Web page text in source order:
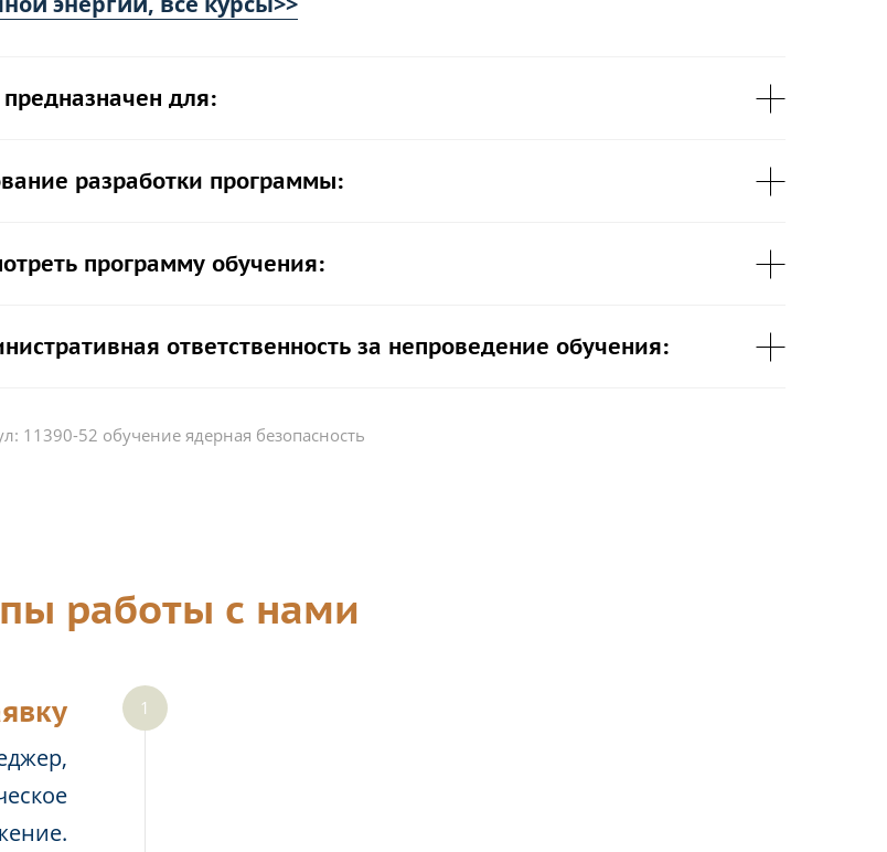
предназначен для:
разработки программы:
программу обучения:
ответственность за непроведение обучения:
11390-52 обучение ядерная безопасность
работы с нами